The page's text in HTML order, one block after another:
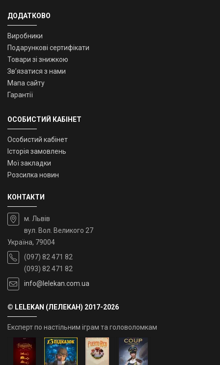
ДОДАТКОВО
Виробники
Подарункові сертифікати
Товари зі знижкою
Зв’язатися з нами
Мапа сайту
Гарантії
ОСОБИСТИЙ КАБІНЕТ
Особистий кабінет
Історія замовлень
Мої закладки
Розсилка новин
КОНТАКТИ
м. Львів
вул. Вол. Великого 27
Україна, 79004
(097) 82 471 82
(093) 82 471 82
info@lelekan.com.ua
© LELEKAN (ЛЕЛЕКАН) 2017-2026
Експерт по настільним іграм та головоломкам